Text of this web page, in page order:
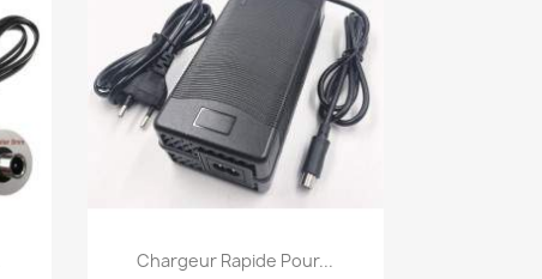
Aperçu rapide
Chargeur Rapide Pour...